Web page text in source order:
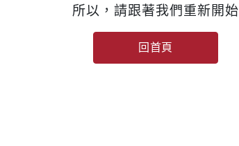
所以，請跟著我們重新開始
回首頁